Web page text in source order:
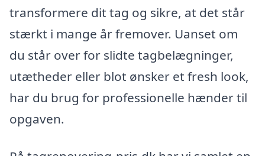
transformere dit tag og sikre, at det står
stærkt i mange år fremover. Uanset om
du står over for slidte tagbelægninger,
utætheder eller blot ønsker et fresh look,
har du brug for professionelle hænder til
opgaven.